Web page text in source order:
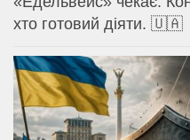
хто готовий діяти. 🇺🇦